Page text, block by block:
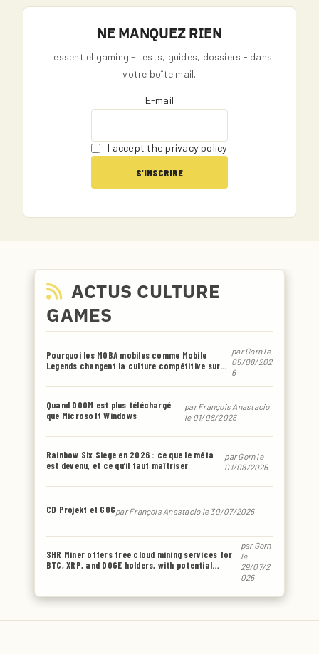
NE MANQUEZ RIEN
L'essentiel gaming - tests, guides, dossiers - dans
votre boîte mail.
E-mail
I accept the privacy policy
ACTUS CULTURE
GAMES
Pourquoi les MOBA mobiles comme Mobile
Legends changent la culture compétitive sur
parGornle
05/08/202
6
Quand DOOM est plus téléchargé
que Microsoft Windows
parFrançois Anastacio
le 01/08/2026
Rainbow Six Siege en 2026 : ce que le méta
est devenu, et ce qu’il faut maîtriser
parGornle
01/08/2026
CD Projekt et GOGparFrançois Anastaciole 30/07/2026
SHR Miner offers free cloud mining services for
BTC, XRP, and DOGE holders, with potential
parGorn
le
29/07/2
026